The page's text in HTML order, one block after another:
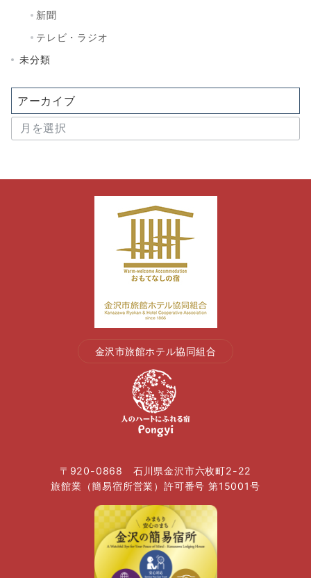
新聞
テレビ・ラジオ
未分類
アーカイブ
ー
金沢市旅館ホテル協同組合
〒920-0868 石川県金沢市六枚町2-22
旅館業（簡易宿所営業）許可番号 第15001号